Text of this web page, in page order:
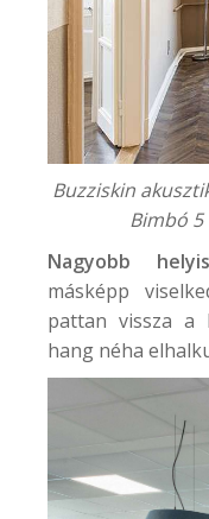
Buzziskin
Bimbó
Nagyobb
másképp
pattan vissza a
hang néha